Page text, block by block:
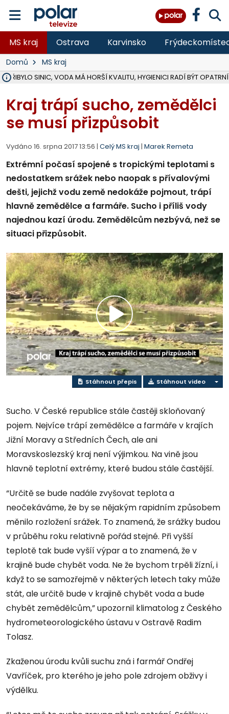
MS kraj Ostrava Karvinsko
Domů MS kraj
PŘIBYLO SINIC, VODA MÁ HORŠÍ KVALITU, HYGIENICI RADÍ BÝT OPATRNÍ
Kraj trápí sucho, zemědělci
se musí přizpůsobit
Vydáno 16. srpna 2017 13:56 | Celý MS kraj | Marek Remeta
Extrémní počasí spojené s tropickými teplotami s
nedostatkem srážek nebo naopak s přívalovými
dešti, jejichž vodu země nedokáže pojmout, trápí
hlavně zemědělce a farmáře. Sucho i příliš vody
najednou kazí úrodu. Zemědělcům nezbývá, než se
situaci přizpůsobit.
Přehrát
video
Stáhnout přepis Stáhnout video
Sucho. V České republice stále častěji skloňovaný
pojem. Nejvíce trápí zemědělce a farmáře v krajích
Jižní Moravy a Středních Čech, ale ani
Moravskoslezský kraj není výjimkou. Na vině jsou
hlavně teplotní extrémy, které budou stále častější.
“Určitě se bude nadále zvyšovat teplota a
neočekáváme, že by se nějakým rapidním způsobem
měnilo rozložení srážek. To znamená, že srážky budou
v průběhu roku relativně pořád stejné. Při vyšší
teplotě tak bude vyšíí výpar a to znamená, že v
krajině bude chybět voda. Ne že bychom trpěli žízní, i
když to se samozřejmě v některých letech taky může
stát, ale určitě bude v krajině chybět voda a bude
chybět zemědělcům,” upozornil klimatolog z Českého
hydrometeorologického ústavu v Ostravě Radim
Tolasz.
Zkaženou úrodu kvůli suchu zná i farmář Ondřej
Vavříček, pro kterého je jeho pole zdrojem obživy i
výdělku.